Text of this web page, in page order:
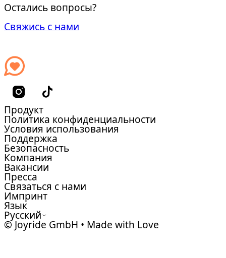
Остались вопросы?
Свяжись с нами
Продукт
Политика конфиденциальности
Условия использования
Поддержка
Безопасность
Компания
Вакансии
Пресса
Связаться с нами
Импринт
Язык
Русский
© Joyride GmbH • Made with Love